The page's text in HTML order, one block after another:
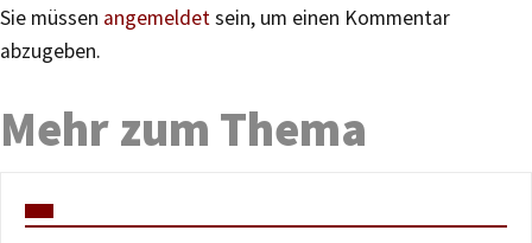
Sie müssen angemeldetsein, um einen Kommentar
abzugeben.
Mehr zum Thema